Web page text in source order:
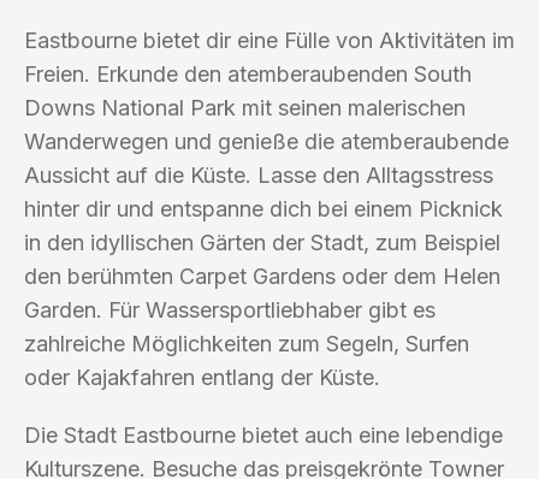
Eastbourne bietet dir eine Fülle von Aktivitäten im
Freien. Erkunde den atemberaubenden South
Downs National Park mit seinen malerischen
Wanderwegen und genieße die atemberaubende
Aussicht auf die Küste. Lasse den Alltagsstress
hinter dir und entspanne dich bei einem Picknick
in den idyllischen Gärten der Stadt, zum Beispiel
den berühmten Carpet Gardens oder dem Helen
Garden. Für Wassersportliebhaber gibt es
zahlreiche Möglichkeiten zum Segeln, Surfen
oder Kajakfahren entlang der Küste.
Die Stadt Eastbourne bietet auch eine lebendige
Kulturszene. Besuche das preisgekrönte Towner